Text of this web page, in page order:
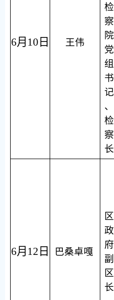
6月10日 王伟
检
察
院
党
组
书
记
、
检
察
长
6月12日 巴桑卓嘎
区
政
府
副
区
长